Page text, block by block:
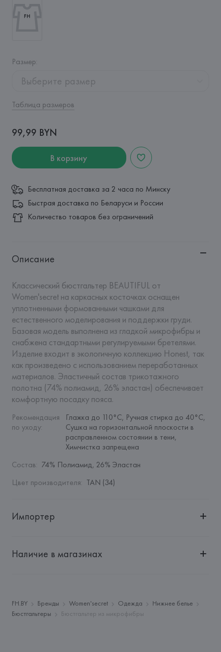
Размер:
Выберите размер
Таблица размеров
99,99 BYN
В корзину
Бесплатная доставка за 2 часа по Минску
Быстрая доставка по Беларуси и России
Количество товаров без ограничений
Описание
Классический бюстгальтер BEAUTIFUL от
Women'secret на каркасных косточках оснащен
уплотненными формованными чашками для
естественного моделирования и поддержки груди.
Базовая модель выполнена из гладкой микрофибры и
снабжена стандартными регулируемыми бретелями.
Изделие входит в экологичную коллекцию Honest, так
как произведено с использованием переработанных
материалов. Эластичный состав трикотажного
полотна (74% полиамид, 26% эластан) обеспечивает
комфортную посадку пояса.
Рекомендация
по уходу:
Глажка до 110°C, Ручная стирка до 40°C,
Сушка на горизонтальной плоскости в
расправленном состоянии в тени,
Химчистка запрещена
Состав: 74% Полиамид, 26% Эластан
Цвет производителя: TAN (34)
Импортер
"БелВиринея"
Адрес:
ИСПАНИЯ, EUROFIEL CONFECCION S.A., AVDA
LLANO CASTELLANO, NUM. 51 28034 MADRID,
Наличие в магазинах
FH.BY Бренды Women'secret Одежда
Нижнее белье
Бюстгальтеры
Бюстгальтер из микрофибры